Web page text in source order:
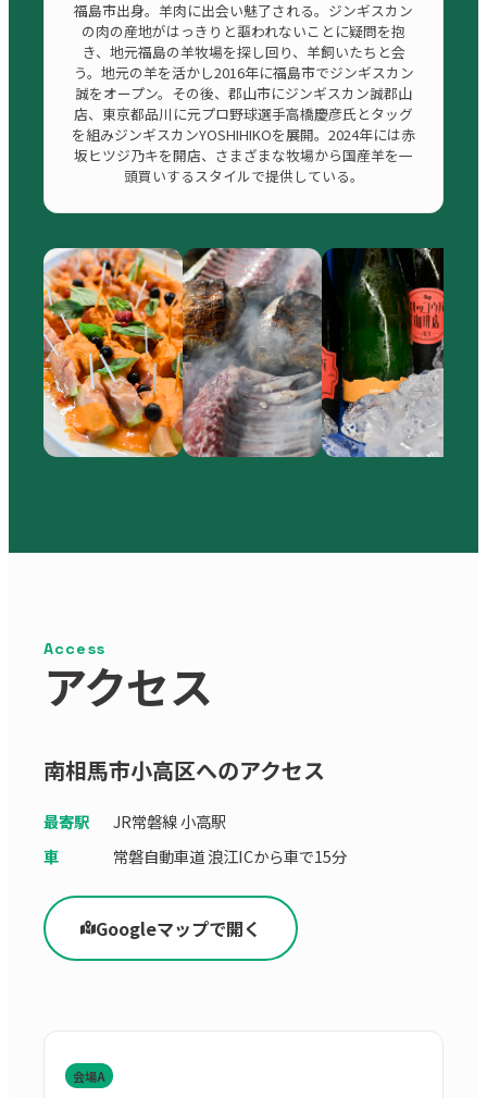
福島市出身。羊肉に出会い魅了される。ジンギスカン
の肉の産地がはっきりと謳われないことに疑問を抱
き、地元福島の羊牧場を探し回り、羊飼いたちと会
う。地元の羊を活かし2016年に福島市でジンギスカン
誠をオープン。その後、郡山市にジンギスカン誠郡山
店、東京都品川に元プロ野球選手高橋慶彦氏とタッグ
を組みジンギスカンYOSHIHIKOを展開。2024年には赤
坂ヒツジ乃キを開店、さまざまな牧場から国産羊を一
頭買いするスタイルで提供している。
Access
アクセス
南相馬市小高区へのアクセス
最寄駅
JR常磐線 小高駅
車
常磐自動車道 浪江ICから車で15分
Googleマップで開く
会場A